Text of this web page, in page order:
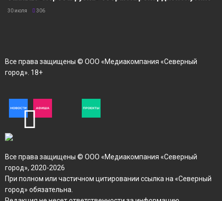
30 июля 306
Все права защищены © ООО «Медиакомпания «Северный
город». 18+
Все права защищены © ООО «Медиакомпания «Северный
город», 2020-2026
При полном или частичном цитировании ссылка на «Северный
город» обязательна.